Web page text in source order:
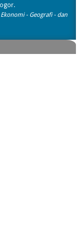
- Geografi​ - dan